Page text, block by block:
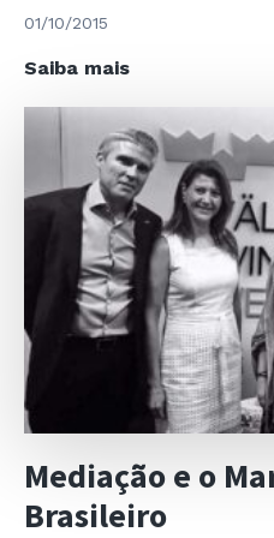
01/10/2015
Saiba maisAlmoço
Lançamento
da
Edição
2015
do
Outubro
Rosa
Mediação e o
Brasileiro